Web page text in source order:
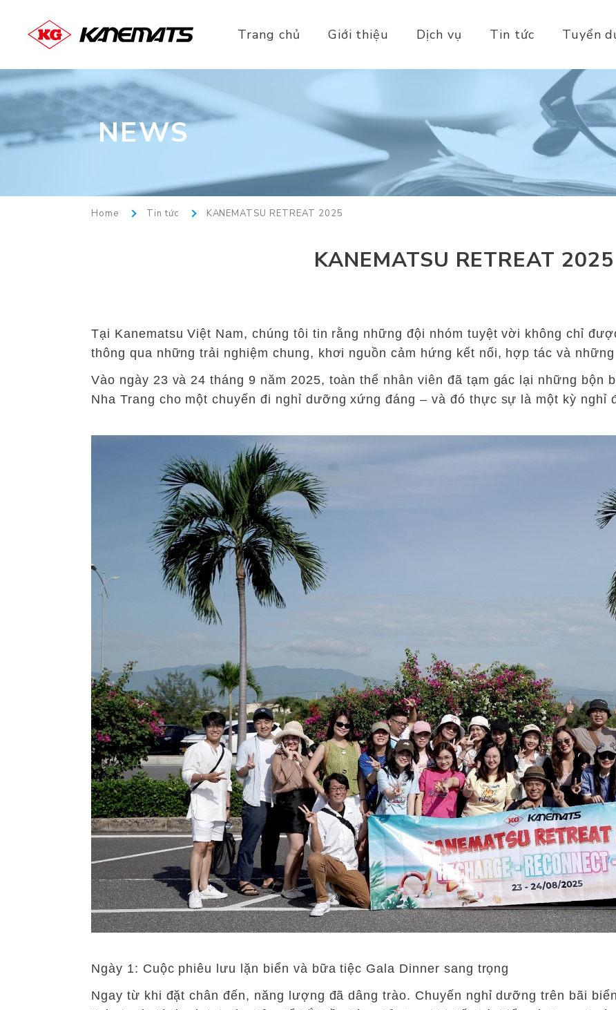
Trang chủ Giới thiệu Dịch vụ Tin tức Tuyển
NEWS
Home Tin tức KANEMATSU RETREAT 2025
KANEMATSU RETREAT 2025
Tại Kanematsu Việt Nam, chúng tôi tin rằng những đội nhóm tuyệt vời không chỉ
thông qua những trải nghiệm chung, khơi nguồn cảm hứng kết nối, hợp tác và
Vào ngày 23 và 24 tháng 9 năm 2025, toàn thể nhân viên đã tạm gác lại những bộn
Nha Trang cho một chuyến đi nghỉ dưỡng xứng đáng – và đó thực sự là một kỳ nghỉ
Ngày 1: Cuộc phiêu lưu lặn biển và bữa tiệc Gala Dinner sang trọng
Ngay từ khi đặt chân đến, năng lượng đã dâng trào. Chuyến nghỉ dưỡng trên bãi